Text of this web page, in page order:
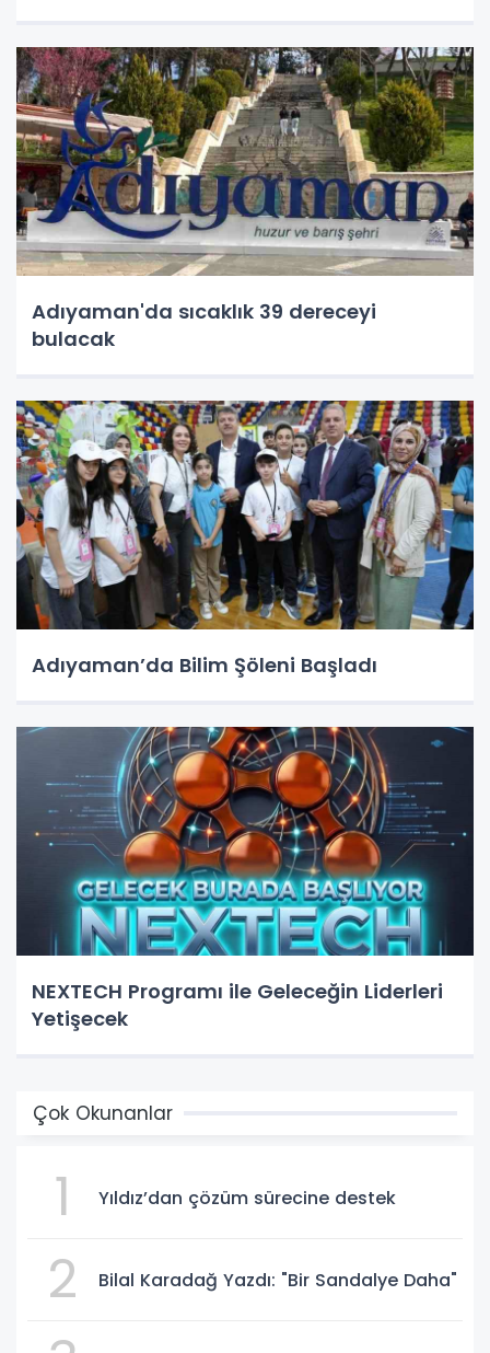
Adıyaman'da sıcaklık 39 dereceyi
bulacak
Adıyaman’da Bilim Şöleni Başladı
NEXTECH Programı ile Geleceğin Liderleri
Yetişecek
Çok Okunanlar
1 Yıldız’dan çözüm sürecine destek
2 Bilal Karadağ Yazdı: "Bir Sandalye Daha"